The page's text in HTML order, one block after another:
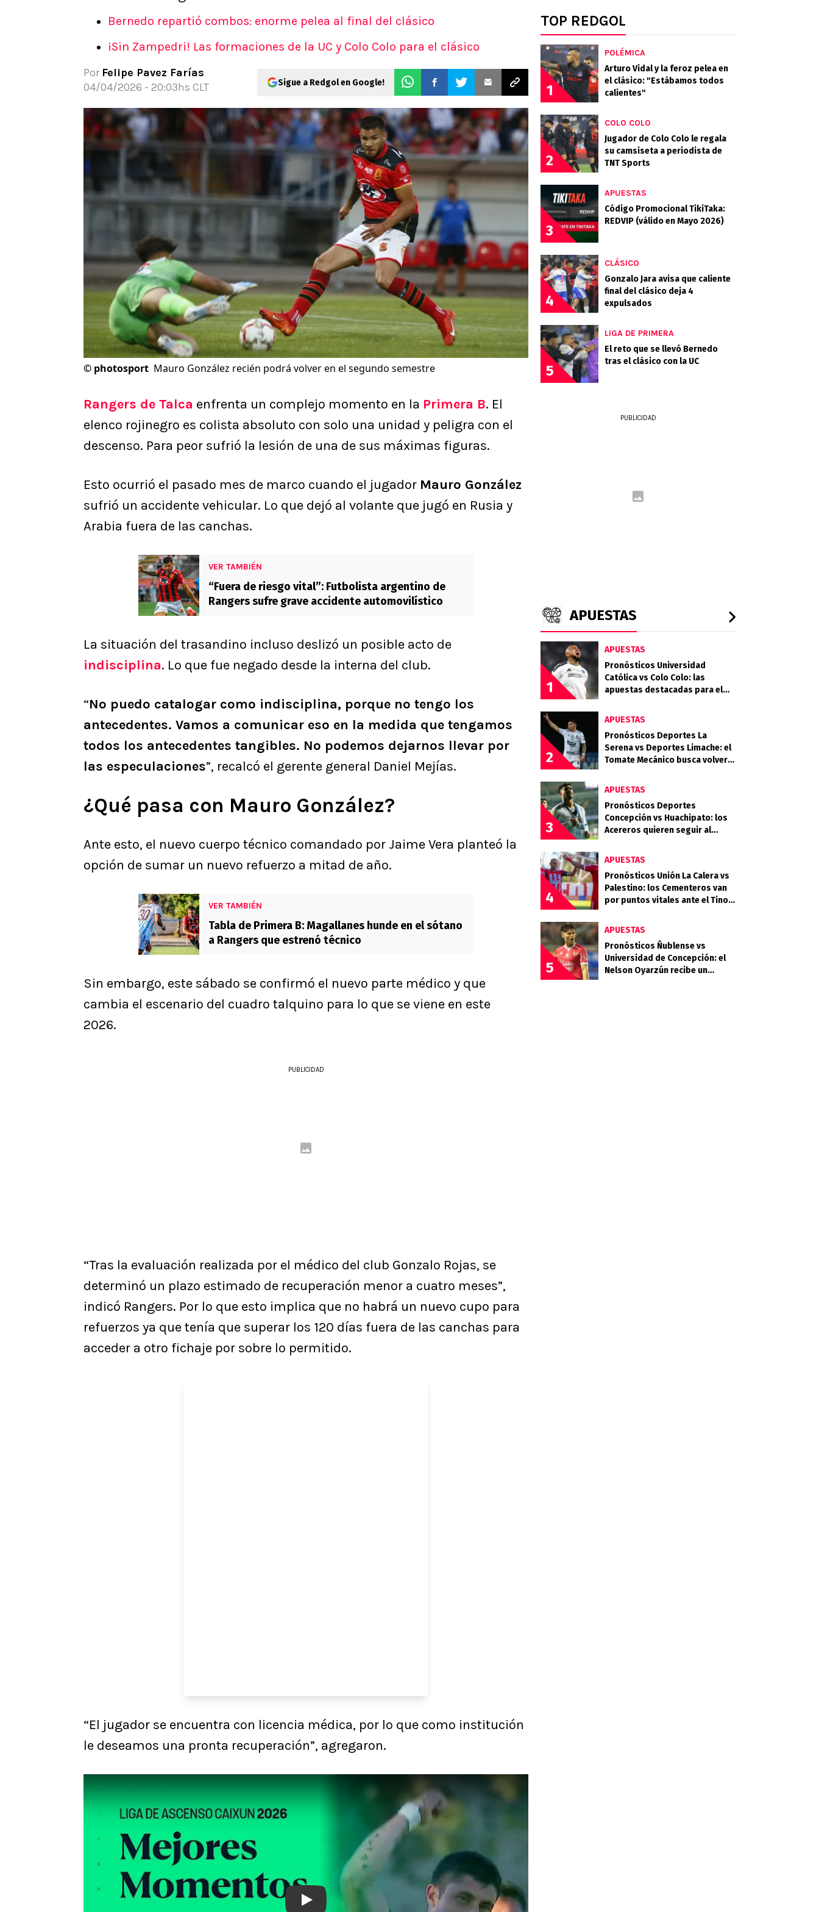
Pronósticos
Apuestas Mundial 2026
Bernedo repartió combos: enorme pelea al final del clásico
¡Sin Zampedri! Las formaciones de la UC y Colo Colo para el clásico
Por Felipe Pavez Farías
04/04/2026 - 20:03hs CLT
Sigue a Redgol en Google!
© photosport Mauro González recién podrá volver en el segundo semestre
Rangers de Talca enfrenta un complejo momento en la Primera B. El
elenco rojinegro es colista absoluto con solo una unidad y peligra con el
descenso. Para peor sufrió la lesión de una de sus máximas figuras.
Esto ocurrió el pasado mes de marco cuando el jugador Mauro González
sufrió un accidente vehicular. Lo que dejó al volante que jugó en Rusia y
Arabia fuera de las canchas.
VER TAMBIÉN
“Fuera de riesgo vital”: Futbolista argentino de
Rangers sufre grave accidente automovilístico
La situación del trasandino incluso deslizó un posible acto de
indisciplina. Lo que fue negado desde la interna del club.
“No puedo catalogar como indisciplina, porque no tengo los
antecedentes. Vamos a comunicar eso en la medida que tengamos
todos los antecedentes tangibles. No podemos dejarnos llevar por
las especulaciones”, recalcó el gerente general Daniel Mejías.
¿Qué pasa con Mauro González?
Ante esto, el nuevo cuerpo técnico comandado por Jaime Vera planteó la
opción de sumar un nuevo refuerzo a mitad de año.
VER TAMBIÉN
Tabla de Primera B: Magallanes hunde en el sótano
a Rangers que estrenó técnico
Sin embargo, este sábado se confirmó el nuevo parte médico y que
cambia el escenario del cuadro talquino para lo que se viene en este
2026.
PUBLICIDAD
“Tras la evaluación realizada por el médico del club Gonzalo Rojas, se
determinó un plazo estimado de recuperación menor a cuatro meses”,
indicó Rangers. Por lo que esto implica que no habrá un nuevo cupo para
refuerzos ya que tenía que superar los 120 días fuera de las canchas para
acceder a otro fichaje por sobre lo permitido.
“El jugador se encuentra con licencia médica, por lo que como institución
le deseamos una pronta recuperación”, agregaron.
TOP REDGOL
1
POLÉMICA
Arturo Vidal y la feroz pelea en
el clásico: "Estábamos todos
calientes"
2
COLO COLO
Jugador de Colo Colo le regala
su camsiseta a periodista de
TNT Sports
3
APUESTAS
Código Promocional TikiTaka:
REDVIP (válido en Mayo 2026)
4
CLÁSICO
Gonzalo Jara avisa que caliente
final del clásico deja 4
expulsados
5
LIGA DE PRIMERA
El reto que se llevó Bernedo
tras el clásico con la UC
PUBLICIDAD
APUESTAS
1
APUESTAS
Pronósticos Universidad
Católica vs Colo Colo: las
apuestas destacadas para el
2
APUESTAS
Pronósticos Deportes La
Serena vs Deportes Limache: el
Tomate Mecánico busca volver
3
APUESTAS
Pronósticos Deportes
Concepción vs Huachipato: los
Acereros quieren seguir al
4
APUESTAS
Pronósticos Unión La Calera vs
Palestino: los Cementeros van
por puntos vitales ante el Tino
5
APUESTAS
Pronósticos Ñublense vs
Universidad de Concepción: el
Nelson Oyarzún recibe un